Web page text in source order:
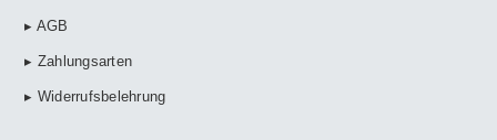
▸ AGB
▸ Zahlungsarten
▸ Widerrufsbelehrung